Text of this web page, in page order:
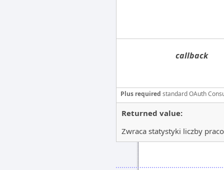
callback
Plus required standard OAuth
Returned value:
Zwraca statystyki liczby